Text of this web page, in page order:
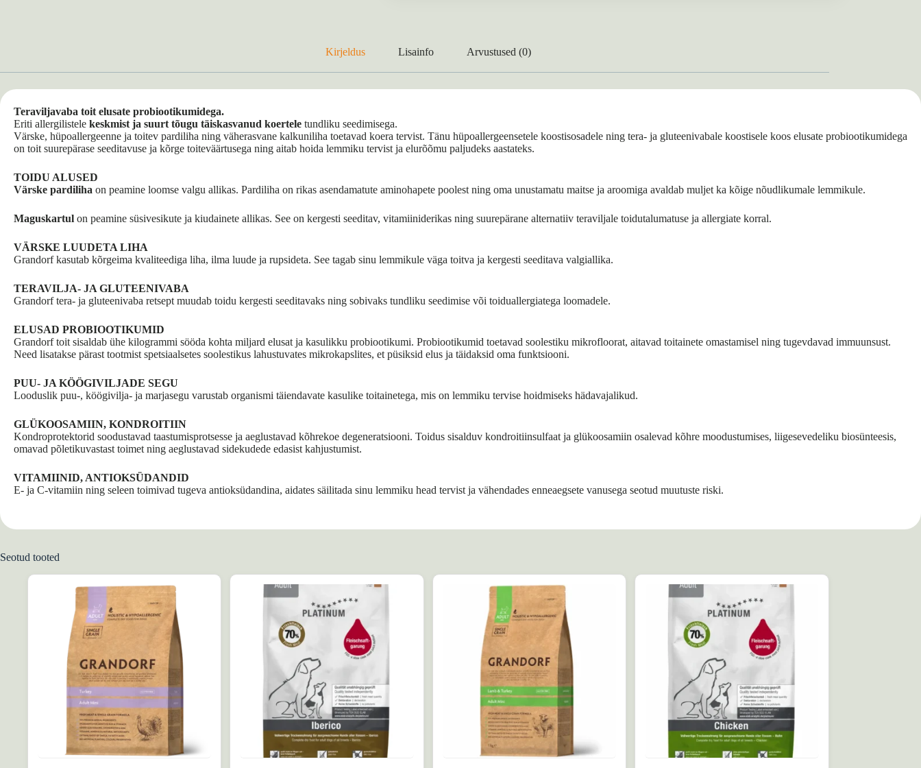
Kirjeldus Lisainfo Arvustused (0)
Teraviljavaba toit elusate probiootikumidega.
Eriti allergilistele keskmist ja suurt tõugu täiskasvanud koertele tundliku seedimisega.
Värske, hüpoallergeenne ja toitev pardiliha ning väherasvane kalkuniliha toetavad koera tervist. Tänu hüpoallergeensetele koostisosadele ning tera- ja gluteenivabale koostisele koos elusate probiootikumidega
on toit suurepärase seeditavuse ja kõrge toiteväärtusega ning aitab hoida lemmiku tervist ja elurõõmu paljudeks aastateks.
TOIDU ALUSED
Värske pardiliha on peamine loomse valgu allikas. Pardiliha on rikas asendamatute aminohapete poolest ning oma unustamatu maitse ja aroomiga avaldab muljet ka kõige nõudlikumale lemmikule.
Maguskartul on peamine süsivesikute ja kiudainete allikas. See on kergesti seeditav, vitamiiniderikas ning suurepärane alternatiiv teraviljale toidutalumatuse ja allergiate korral.
VÄRSKE LUUDETA LIHA
Grandorf kasutab kõrgeima kvaliteediga liha, ilma luude ja rupsideta. See tagab sinu lemmikule väga toitva ja kergesti seeditava valgiallika.
TERAVILJA- JA GLUTEENIVABA
Grandorf tera- ja gluteenivaba retsept muudab toidu kergesti seeditavaks ning sobivaks tundliku seedimise või toiduallergiatega loomadele.
ELUSAD PROBIOOTIKUMID
Grandorf toit sisaldab ühe kilogrammi sööda kohta miljard elusat ja kasulikku probiootikumi. Probiootikumid toetavad soolestiku mikrofloorat, aitavad toitainete omastamisel ning tugevdavad immuunsust.
Need lisatakse pärast tootmist spetsiaalsetes soolestikus lahustuvates mikrokapslites, et püsiksid elus ja täidaksid oma funktsiooni.
PUU- JA KÖÖGIVILJADE SEGU
Looduslik puu-, köögivilja- ja marjasegu varustab organismi täiendavate kasulike toitainetega, mis on lemmiku tervise hoidmiseks hädavajalikud.
GLÜKOOSAMIIN, KONDROITIIN
Kondroprotektorid soodustavad taastumisprotsesse ja aeglustavad kõhrekoe degeneratsiooni. Toidus sisalduv kondroitiinsulfaat ja glükoosamiin osalevad kõhre moodustumises, liigesevedeliku biosünteesis,
omavad põletikuvastast toimet ning aeglustavad sidekudede edasist kahjustumist.
VITAMIINID, ANTIOKSÜDANDID
E- ja C-vitamiin ning seleen toimivad tugeva antioksüdandina, aidates säilitada sinu lemmiku head tervist ja vähendades enneaegsete vanusega seotud muutuste riski.
Seotud tooted